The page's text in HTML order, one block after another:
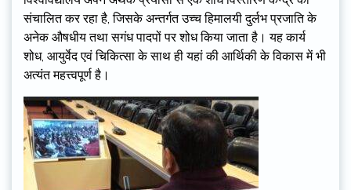
संचालित कर रहा है, जिसके अन्तर्गत उच्च हिमालयी दुर्लभ प्रजाति के
अनेक औषधीय तथा सगंध पादपों पर शोध किया जाता है। यह कार्य
शोध, आयुर्वेद एवं चिकित्सा के साथ ही यहां की आर्थिकी के विकास में भी
अत्यंत महत्त्वपूर्ण है।